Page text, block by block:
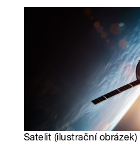
Satelit (ilustrační obrázek)